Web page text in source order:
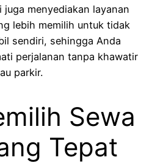
juga menyediakan layanan
lebih memilih untuk tidak
sendiri, sehingga Anda
perjalanan tanpa khawatir
parkir.
Sewa
Tepat